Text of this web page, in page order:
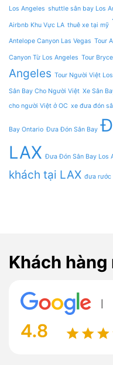
Los Angeles shuttle sân bay Los
Airbnb Khu Vực LA thuê xe tại mỹ
Antelope Canyon Las Vegas Tour
Canyon Từ Los Angeles Tour
Angeles Tour Người Việt
Sân Bay Cho Người Việt Xe Sân
cho người Việt ở OC xe đưa đón
Bay Ontario Đưa Đón Sân Bay
LAX Đưa Đón Sân Bay Los
khách tại LAX đưa rước
Khách